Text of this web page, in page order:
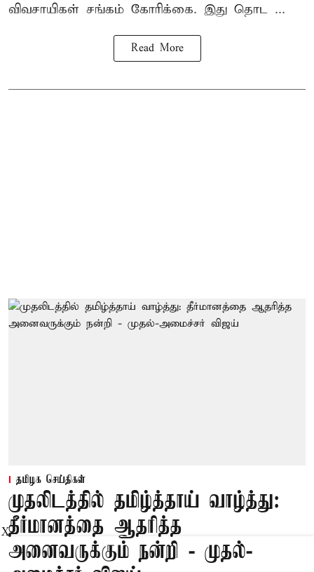
விவசாயிகள் சங்கம் கோரிக்கை. இது தொட ...
Read More
தமிழக செய்திகள்
முதலிடத்தில் தமிழ்த்தாய் வாழ்த்து:
தீர்மானத்தை ஆதரித்த
அனைவருக்கும் நன்றி - முதல்-
X